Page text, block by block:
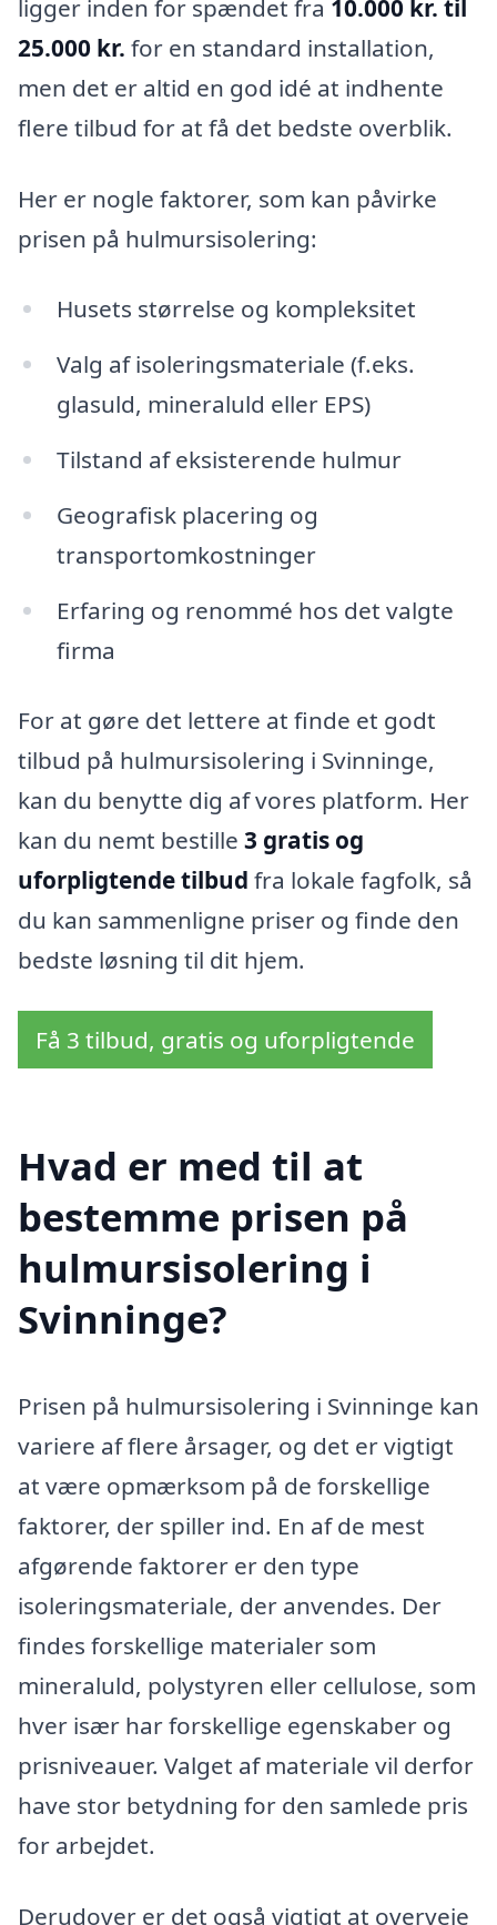
ligger inden for spændet fra 10.000 kr. til
25.000 kr. for en standard installation,
men det er altid en god idé at indhente
flere tilbud for at få det bedste overblik.
Her er nogle faktorer, som kan påvirke
prisen på hulmursisolering:
Husets størrelse og kompleksitet
Valg af isoleringsmateriale (f.eks.
glasuld, mineraluld eller EPS)
Tilstand af eksisterende hulmur
Geografisk placering og
transportomkostninger
Erfaring og renommé hos det valgte
firma
For at gøre det lettere at finde et godt
tilbud på hulmursisolering i Svinninge,
kan du benytte dig af vores platform. Her
kan du nemt bestille 3 gratis og
uforpligtende tilbud fra lokale fagfolk, så
du kan sammenligne priser og finde den
bedste løsning til dit hjem.
Få 3 tilbud, gratis og uforpligtende
Hvad er med til at
bestemme prisen på
hulmursisolering i
Svinninge?
Prisen på hulmursisolering i Svinninge kan
variere af flere årsager, og det er vigtigt
at være opmærksom på de forskellige
faktorer, der spiller ind. En af de mest
afgørende faktorer er den type
isoleringsmateriale, der anvendes. Der
findes forskellige materialer som
mineraluld, polystyren eller cellulose, som
hver især har forskellige egenskaber og
prisniveauer. Valget af materiale vil derfor
have stor betydning for den samlede pris
for arbejdet.
Derudover er det også vigtigt at overveje